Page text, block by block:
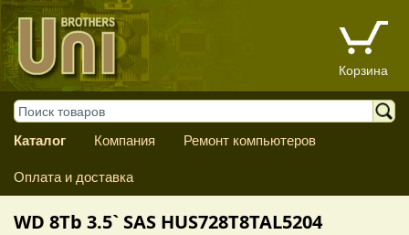
Корзина
Каталог Компания Ремонт компьютеров
Оплата и доставка
WD 8Tb 3.5` SAS HUS728T8TAL5204